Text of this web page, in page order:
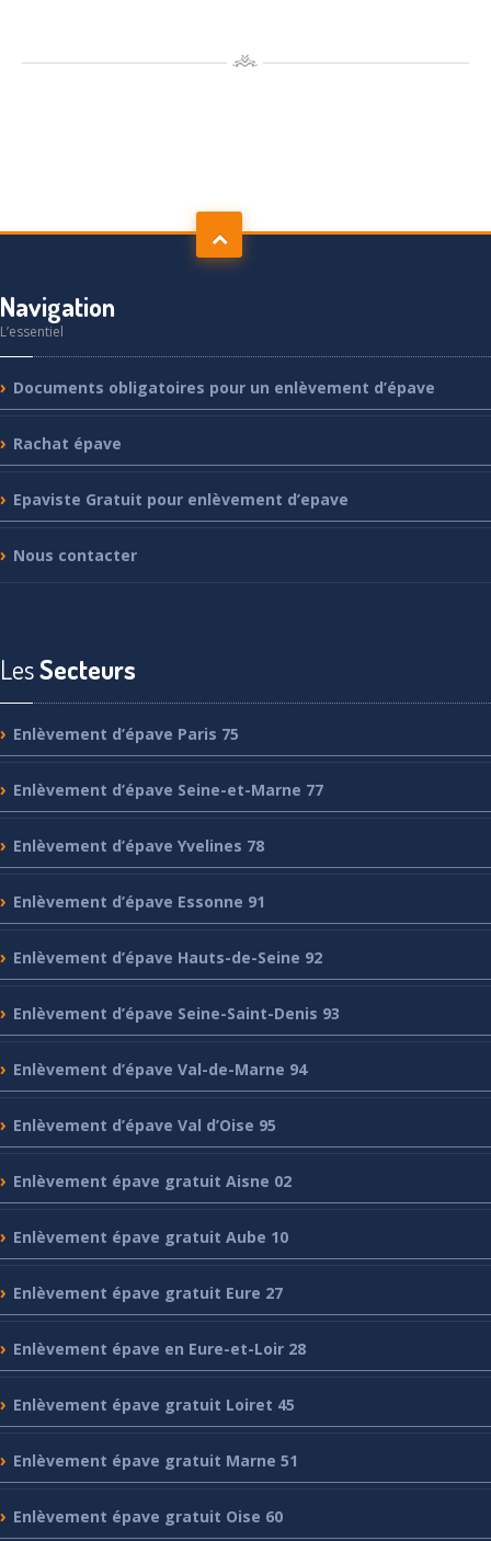
Navigation
L’essentiel
Documents obligatoires pour un enlèvement d’épave
Rachat épave
Epaviste Gratuit pour enlèvement d’epave
Nous contacter
LesSecteurs
Enlèvement d’épave Paris 75
Enlèvement d’épave Seine-et-Marne 77
Enlèvement d’épave Yvelines 78
Enlèvement d’épave Essonne 91
Enlèvement d’épave Hauts-de-Seine 92
Enlèvement d’épave Seine-Saint-Denis 93
Enlèvement d’épave Val-de-Marne 94
Enlèvement d’épave Val d’Oise 95
Enlèvement épave gratuit Aisne 02
Enlèvement épave gratuit Aube 10
Enlèvement épave gratuit Eure 27
Enlèvement épave en Eure-et-Loir 28
Enlèvement épave gratuit Loiret 45
Enlèvement épave gratuit Marne 51
Enlèvement épave gratuit Oise 60